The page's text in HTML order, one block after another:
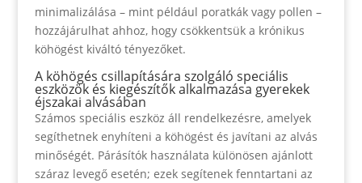
minimalizálása – mint például poratkák vagy pollen –
hozzájárulhat ahhoz, hogy csökkentsük a krónikus
köhögést kiváltó tényezőket.
A köhögés csillapítására szolgáló speciális
eszközök és kiegészítők alkalmazása gyerekek
éjszakai alvásában
Számos speciális eszköz áll rendelkezésre, amelyek
segíthetnek enyhíteni a köhögést és javítani az alvás
minőségét. Párásítók használata különösen ajánlott
száraz levegő esetén; ezek segítenek fenntartani az